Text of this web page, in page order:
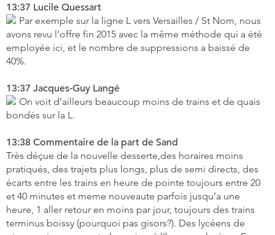
13:37 Lucile Quessart
Par exemple sur la ligne L vers Versailles / St Nom, nous
avons revu l’offre fin 2015 avec la même méthode qui a été
employée ici, et le nombre de suppressions a baissé de
40%.
13:37 Jacques-Guy Langé
On voit d’ailleurs beaucoup moins de trains et de quais
bondés sur la L.
13:38 Commentaire de la part de Sand
Très déçue de la nouvelle desserte,des horaires moins
pratiqués, des trajets plus longs, plus de semi directs, des
écarts entre les trains en heure de pointe toujours entre 20
et 40 minutes et meme nouveaute parfois jusqu’a une
heure, 1 aller retour en moins par jour, toujours des trains
terminus boissy (pourquoi pas gisors?). Des lycéens de